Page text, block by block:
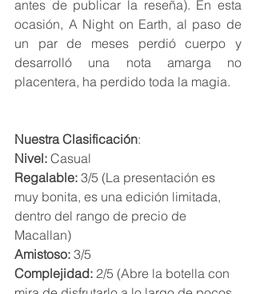
antes de publicar la reseña). En esta
ocasión, A Night on Earth, al paso de
un par de meses perdió cuerpo y
desarrolló una nota amarga no
placentera, ha perdido toda la magia.
Nuestra Clasificación:
Nivel: Casual
Regalable: 3/5 (La presentación es
muy bonita, es una edición limitada,
dentro del rango de precio de
Macallan)
Amistoso: 3/5
Complejidad: 2/5 (Abre la botella con